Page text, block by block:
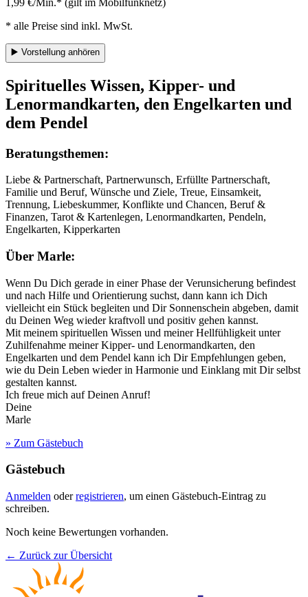
* alle Preise sind inkl. MwSt.
▶️ Vorstellung anhören
Spirituelles Wissen, Kipper- und
Lenormandkarten, den Engelkarten und
dem Pendel
Beratungsthemen:
Liebe & Partnerschaft, Partnerwunsch, Erfüllte Partnerschaft,
Familie und Beruf, Wünsche und Ziele, Treue, Einsamkeit,
Trennung, Liebeskummer, Konflikte und Chancen, Beruf &
Finanzen, Tarot & Kartenlegen, Lenormandkarten, Pendeln,
Engelkarten, Kipperkarten
Über Marle:
Wenn Du Dich gerade in einer Phase der Verunsicherung befindest
und nach Hilfe und Orientierung suchst, dann kann ich Dich
vielleicht ein Stück begleiten und Dir Sonnenschein abgeben, damit
du Deinen Weg wieder kraftvoll und positiv gehen kannst.
Mit meinem spirituellen Wissen und meiner Hellfühligkeit unter
Zuhilfenahme meiner Kipper- und Lenormandkarten, den
Engelkarten und dem Pendel kann ich Dir Empfehlungen geben,
wie du Dein Leben wieder in Harmonie und Einklang mit Dir selbst
gestalten kannst.
Ich freue mich auf Deinen Anruf!
Deine
Marle
» Zum Gästebuch
Gästebuch
Anmelden oderregistrieren, um einen Gästebuch-Eintrag zu
schreiben.
Noch keine Bewertungen vorhanden.
← Zurück zur Übersicht